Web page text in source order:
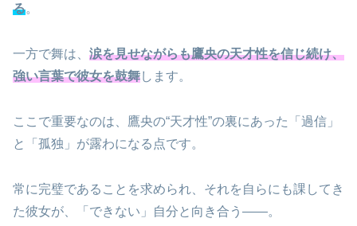
る。
一方で舞は、 涙を見せながらも鷹央の天才性を信じ続け、
強い言葉で彼女を鼓舞します。
ここで重要なのは、鷹央の“天才性”の裏にあった「過信」
と「孤独」が露わになる点です。
常に完璧であることを求められ、それを自らにも課してき
た彼女が、「できない」自分と向き合う――。